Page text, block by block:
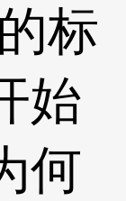
标
始
何